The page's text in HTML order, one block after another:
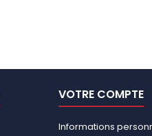
VOTRE COMPTE
Informations